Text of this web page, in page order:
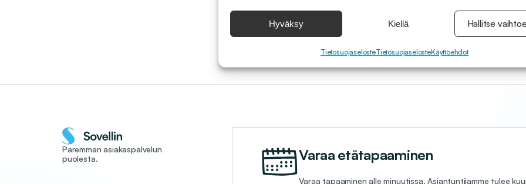
yhdistäminen toisiinsa, Laitteiden tunnistaminen automaattisesti lähetettyjen tietojen
perusteella.
Tietoturva, väärinkäytösten ehkäiseminen ja virheiden korjaaminen,
Mainonnan ja sisällön tekninen jakelu, Tallenna ja ilmaise
Aina
Hyväksy Kiellä Hallitse
TietosuojaselosteTietosuojaselosteKäyttöehdot
Paremman asiakaspalvelun
puolesta.
Varaa etätapaaminen
Varaa tapaaminen alle minuutissa. Asiantuntijamme tulee